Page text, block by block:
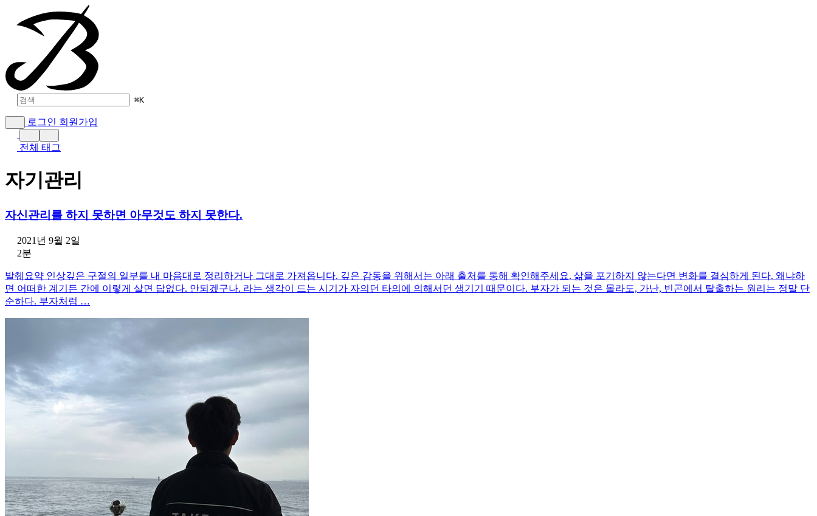
⌘K
로그인 회원가입
전체 태그
자기관리
자신관리를 하지 못하면 아무것도 하지 못한다.
2021년 9월 2일
2분
발췌요약 인상깊은 구절의 일부를 내 마음대로 정리하거나 그대로 가져옵니다. 깊은 감동을 위해서는 아래 출처를 통해 확인해주세요. 삶을 포기하지 않는다면 변화를 결심하게 된다. 왜냐하
면 어떠한 계기든 간에 이렇게 살면 답없다. 안되겠구나. 라는 생각이 드는 시기가 자의던 타의에 의해서던 생기기 때문이다. 부자가 되는 것은 몰라도, 가난, 빈곤에서 탈출하는 원리는 정말 단
순하다. 부자처럼 …